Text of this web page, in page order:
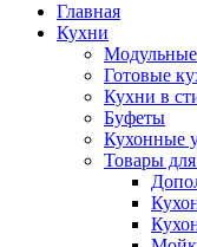
Главная
Кухни
Готовые
Кухни в
Буфеты
Кухонные
Товары